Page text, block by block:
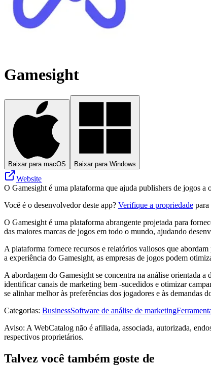
Gamesight
Baixar para macOS Baixar para Windows
Website
O Gamesight é uma plataforma que ajuda publishers de jogos a
Você é o desenvolvedor deste app? Verifique a propriedade para
O Gamesight é uma plataforma abrangente projetada para
das maiores marcas de jogos em todo o mundo, ajudando
A plataforma fornece recursos e relatórios valiosos que
a experiência do Gamesight, as empresas de jogos podem
A abordagem do Gamesight se concentra na análise orientada
identificar canais de marketing bem -sucedidos e otimizar
se alinhar melhor às preferências dos jogadores e às demandas
Categorias: BusinessSoftware de análise de marketing
Aviso: A WebCatalog não é afiliada, associada, autorizada,
respectivos proprietários.
Talvez você também goste de